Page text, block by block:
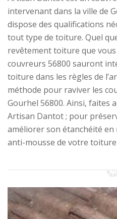
intervenant dans la ville de
dispose des qualifications
tout type de toiture. Quel
revêtement toiture que
couvreurs 56800 sauront
toiture dans les règles de
méthode pour raviver les
Gourhel 56800. Ainsi, faites
Artisan Dantot ; pour
améliorer son étanchéité
anti-mousse de votre toiture